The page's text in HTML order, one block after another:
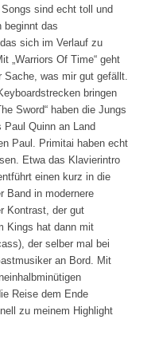
sind echt toll und
beginnt das
sich im Verlauf zu
„Warriors Of Time“ geht
Sache, was mir gut gefällt.
bringen
Sword“ haben die Jungs
Paul Quinn an Land
Paul. Primitai haben echt
Etwa das Klavierintro
einen kurz in die
Band in modernere
Kontrast, der gut
Kings hat dann mit
der selber mal bei
an Bord. Mit
Reise dem Ende
zu meinem Highlight